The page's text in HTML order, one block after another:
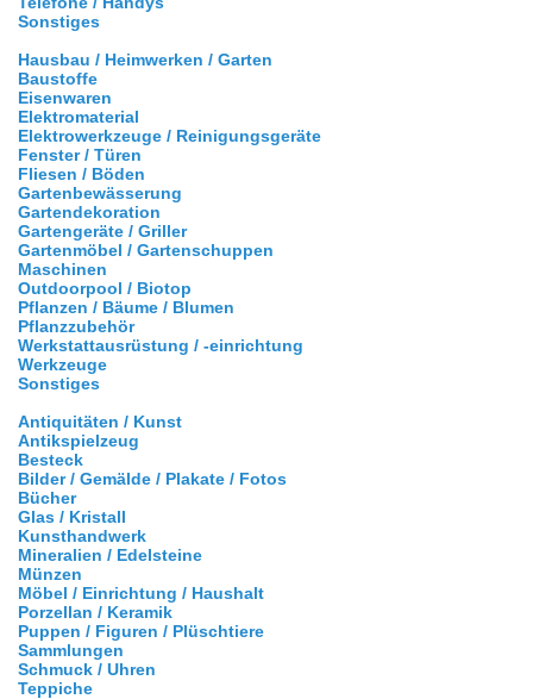
Sonstiges
Hausbau / Heimwerken / Garten
Baustoffe
Eisenwaren
Elektromaterial
Elektrowerkzeuge / Reinigungsgeräte
Fenster / Türen
Fliesen / Böden
Gartenbewässerung
Gartendekoration
Gartengeräte / Griller
Gartenmöbel / Gartenschuppen
Maschinen
Outdoorpool / Biotop
Pflanzen / Bäume / Blumen
Pflanzzubehör
Werkstattausrüstung / -einrichtung
Werkzeuge
Sonstiges
Antiquitäten / Kunst
Antikspielzeug
Besteck
Bilder / Gemälde / Plakate / Fotos
Bücher
Glas / Kristall
Kunsthandwerk
Mineralien / Edelsteine
Münzen
Möbel / Einrichtung / Haushalt
Porzellan / Keramik
Puppen / Figuren / Plüschtiere
Sammlungen
Schmuck / Uhren
Teppiche